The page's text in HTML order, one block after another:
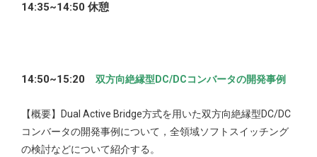
14:35~14:50 休憩
14:50~15:20 双方向絶縁型DC/DCコンバータの開発事例
【概要】Dual Active Bridge方式を用いた双方向絶縁型DC/DC
コンバータの開発事例について，全領域ソフトスイッチング
の検討などについて紹介する。